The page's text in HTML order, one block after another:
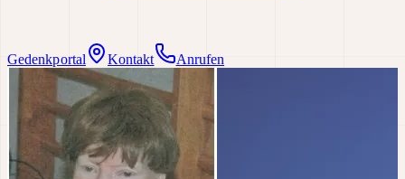
Gedenkportal Kontakt Anrufen